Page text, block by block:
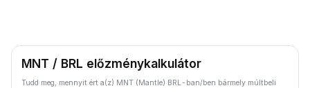
MNT / BRL előzménykalkulátor
Tudd meg, mennyit ért a(z) MNT (Mantle) BRL-ban/ben bármely múltbeli